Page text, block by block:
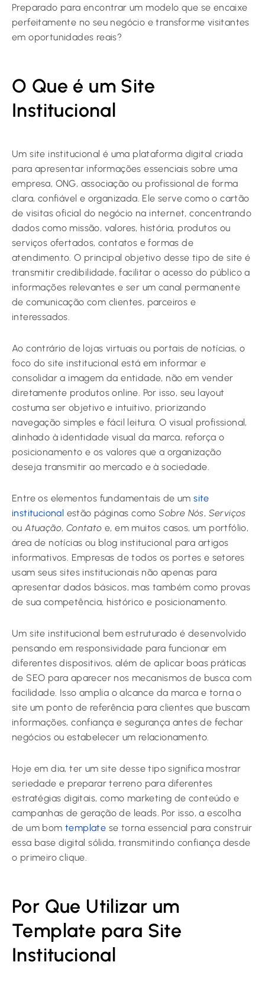
Preparado para encontrar um modelo que se encaixe
perfeitamente no seu negócio e transforme visitantes
em oportunidades reais?
O Que é um Site
Institucional
Um site institucional é uma plataforma digital criada
para apresentar informações essenciais sobre uma
empresa, ONG, associação ou profissional de forma
clara, confiável e organizada. Ele serve como o cartão
de visitas oficial do negócio na internet, concentrando
dados como missão, valores, história, produtos ou
serviços ofertados, contatos e formas de
atendimento. O principal objetivo desse tipo de site é
transmitir credibilidade, facilitar o acesso do público a
informações relevantes e ser um canal permanente
de comunicação com clientes, parceiros e
interessados.
Ao contrário de lojas virtuais ou portais de notícias, o
foco do site institucional está em informar e
consolidar a imagem da entidade, não em vender
diretamente produtos online. Por isso, seu layout
costuma ser objetivo e intuitivo, priorizando
navegação simples e fácil leitura. O visual profissional,
alinhado à identidade visual da marca, reforça o
posicionamento e os valores que a organização
deseja transmitir ao mercado e à sociedade.
Entre os elementos fundamentais de umsite
institucional estão páginas comoSobre Nós, Serviços
ouAtuação, Contato e, em muitos casos, um portfólio,
área de notícias ou blog institucional para artigos
informativos. Empresas de todos os portes e setores
usam seus sites institucionais não apenas para
apresentar dados básicos, mas também como provas
de sua competência, histórico e posicionamento.
Um site institucional bem estruturado é desenvolvido
pensando em responsividade para funcionar em
diferentes dispositivos, além de aplicar boas práticas
de SEO para aparecer nos mecanismos de busca com
facilidade. Isso amplia o alcance da marca e torna o
site um ponto de referência para clientes que buscam
informações, confiança e segurança antes de fechar
negócios ou estabelecer um relacionamento.
Hoje em dia, ter um site desse tipo significa mostrar
seriedade e preparar terreno para diferentes
estratégias digitais, como marketing de conteúdo e
campanhas de geração de leads. Por isso, a escolha
de um bomtemplate se torna essencial para construir
essa base digital sólida, transmitindo confiança desde
o primeiro clique.
Por Que Utilizar um
Template para Site
Institucional